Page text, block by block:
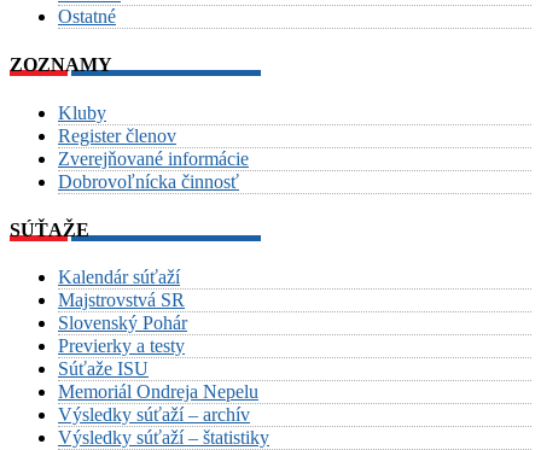
Ostatné
ZOZNAMY
Kluby
Register členov
Zverejňované informácie
Dobrovoľnícka činnosť
SÚŤAŽE
Kalendár súťaží
Majstrovstvá SR
Slovenský Pohár
Previerky a testy
Súťaže ISU
Memoriál Ondreja Nepelu
Výsledky súťaží – archív
Výsledky súťaží – štatistiky